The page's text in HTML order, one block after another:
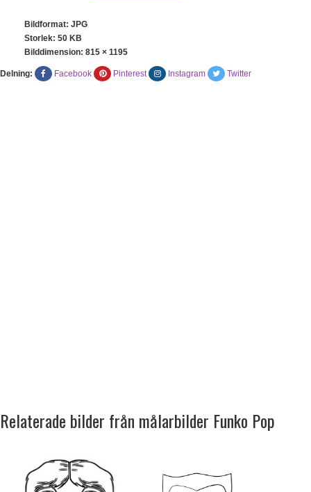
Bildformat: JPG
Storlek: 50 KB
Bilddimension: 815 × 1195
Delning: Facebook Pinterest Instagram Twitter
Relaterade bilder från målarbilder Funko Pop